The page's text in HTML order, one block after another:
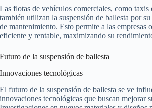
Las flotas de vehículos comerciales, como taxis
también utilizan la suspensión de ballesta por
de mantenimiento. Esto permite a las empresas
eficiente y rentable, maximizando su
Futuro de la suspensión de ballesta
Innovaciones tecnológicas
El futuro de la suspensión de ballesta se ve
innovaciones tecnológicas que buscan mejorar